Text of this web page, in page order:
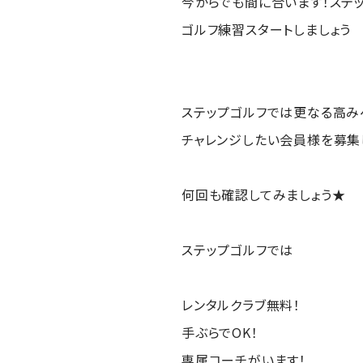
ゴルフ練習スタートしましょう
ステップゴルフでは更なる高み
チャレンジしたい会員様を募集して
何回も確認してみましょう★
ステップゴルフでは
レンタルクラブ無料！
手ぶらでOK！